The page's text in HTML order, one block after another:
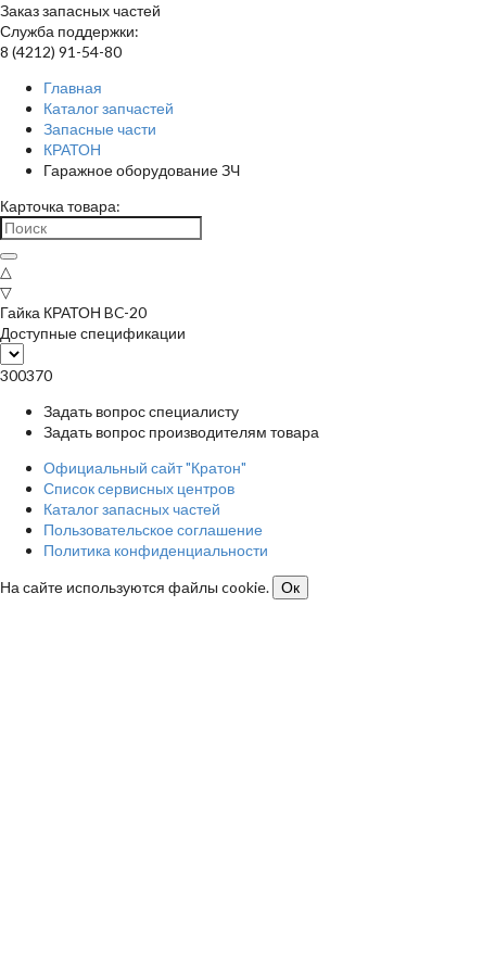
Заказ запасных частей
Служба поддержки:
8 (4212) 91-54-80
Главная
Каталог запчастей
Запасные части
КРАТОН
Гаражное оборудование ЗЧ
Карточка товара:
△
▽
Гайка КРАТОН BC-20
Доступные спецификации
300370
Задать вопрос специалисту
Задать вопрос производителям товара
Официальный сайт "Кратон"
Список сервисных центров
Каталог запасных частей
Пользовательское соглашение
Политика конфиденциальности
На сайте используются файлы cookie.
Ок